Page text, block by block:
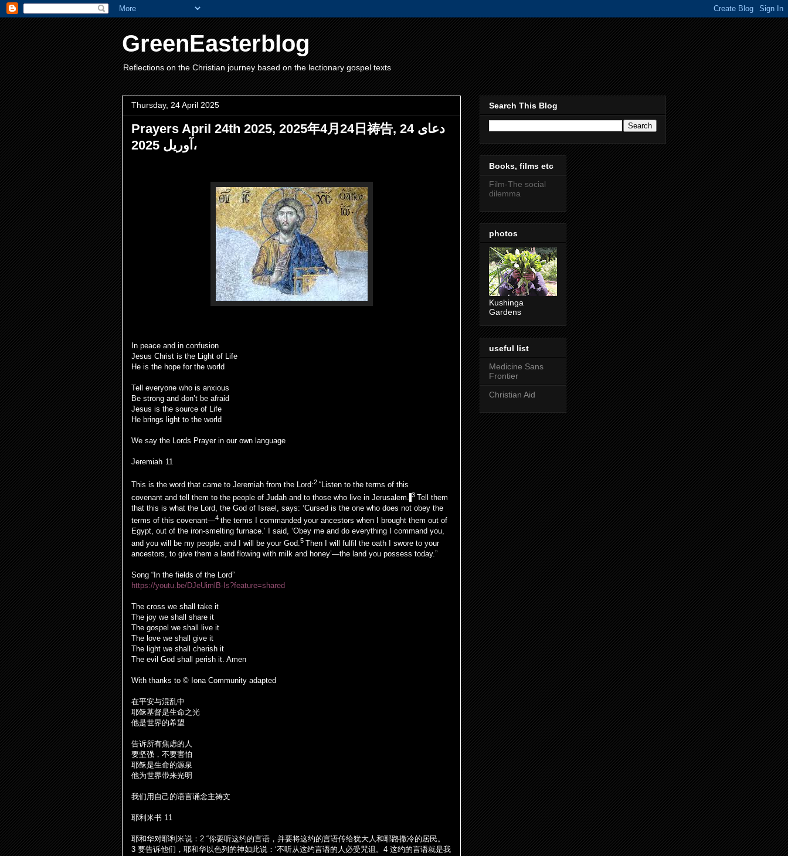
GreenEasterblog
Reflections on the Christian journey based on the lectionary gospel texts
Thursday, 24 April 2025
Prayers April 24th 2025, 2025年4月24日祷告, دعای 24
آوریل 2025،
In peace and in confusion
Jesus Christ is the Light of Life
He is the hope for the world
Tell everyone who is anxious
Be strong and don’t be afraid
Jesus is the source of Life
He brings light to the world
We say the Lords Prayer in our own language
Jeremiah 11
This is the word that came to Jeremiah from the Lord:2 “Listen to the terms of this
covenant and tell them to the people of Judah and to those who live in Jerusalem.
3 Tell them
that this is what the Lord, the God of Israel, says: ‘Cursed is the one who does not obey the
terms of this covenant—4 the terms I commanded your ancestors when I brought them out of
Egypt, out of the iron-smelting furnace.’ I said, ‘Obey me and do everything I command you,
and you will be my people, and I will be your God.5 Then I will fulfil the oath I swore to your
ancestors, to give them a land flowing with milk and honey’—the land you possess today.”
Song “In the fields of the Lord”
https://youtu.be/DJeUimlB-Is?feature=shared
The cross we shall take it
The joy we shall share it
The gospel we shall live it
The love we shall give it
The light we shall cherish it
The evil God shall perish it. Amen
With thanks to © Iona Community adapted
在平安与混乱中
耶稣基督是生命之光
他是世界的希望
告诉所有焦虑的人
要坚强 ，不要害怕
耶稣是生命的源泉
他为世界带来光明
我们用自己的语言诵念主祷文
耶利米书 11
耶和华对耶利米说 ： 2 “你要听这约的言语 ，并要将这约的言语传给犹大人和耶路撒冷的居民。
3 要告诉他们 ，耶和华以色列的神如此说 ： ‘不听从这约言语的人必受咒诅 。 4 这约的言语就是我
Search This Blog
Books, films etc
Film-The social
dilemma
photos
Kushinga
Gardens
useful list
Medicine Sans
Frontier
Christian Aid